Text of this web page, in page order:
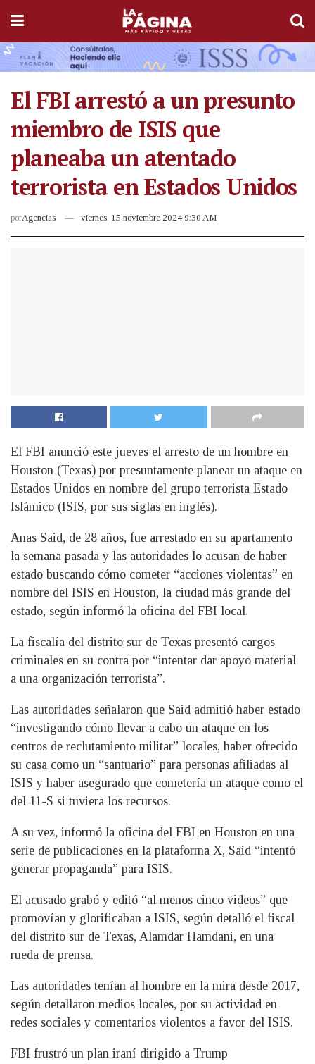
El FBI arrestó a un presunto
miembro de ISIS que
planeaba un atentado
terrorista en Estados Unidos
porAgencias viernes, 15 noviembre 2024 9:30 AM
El FBI anunció este jueves el arresto de un hombre en
Houston (Texas) por presuntamente planear un ataque en
Estados Unidos en nombre del grupo terrorista Estado
Islámico (ISIS, por sus siglas en inglés).
Anas Said, de 28 años, fue arrestado en su apartamento
la semana pasada y las autoridades lo acusan de haber
estado buscando cómo cometer “acciones violentas” en
nombre del ISIS en Houston, la ciudad más grande del
estado, según informó la oficina del FBI local.
La fiscalía del distrito sur de Texas presentó cargos
criminales en su contra por “intentar dar apoyo material
a una organización terrorista”.
Las autoridades señalaron que Said admitió haber estado
“investigando cómo llevar a cabo un ataque en los
centros de reclutamiento militar” locales, haber ofrecido
su casa como un “santuario” para personas afiliadas al
ISIS y haber asegurado que cometería un ataque como el
del 11-S si tuviera los recursos.
A su vez, informó la oficina del FBI en Houston en una
serie de publicaciones en la plataforma X, Said “intentó
generar propaganda” para ISIS.
El acusado grabó y editó “al menos cinco videos” que
promovían y glorificaban a ISIS, según detalló el fiscal
del distrito sur de Texas, Alamdar Hamdani, en una
rueda de prensa.
Las autoridades tenían al hombre en la mira desde 2017,
según detallaron medios locales, por su actividad en
redes sociales y comentarios violentos a favor del ISIS.
FBI frustró un plan iraní dirigido a Trump